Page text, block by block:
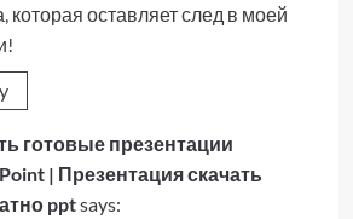
которая оставляет след в моей
готовые презентации
| Презентация скачать
pptsays: